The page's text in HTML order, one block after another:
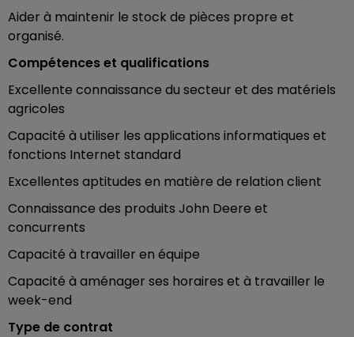
Aider à maintenir le stock de pièces propre et
organisé.
Compétences et qualifications
Excellente connaissance du secteur et des matériels
agricoles
Capacité à utiliser les applications informatiques et
fonctions Internet standard
Excellentes aptitudes en matière de relation client
Connaissance des produits John Deere et
concurrents
Capacité à travailler en équipe
Capacité à aménager ses horaires et à travailler le
week-end
Type de contrat